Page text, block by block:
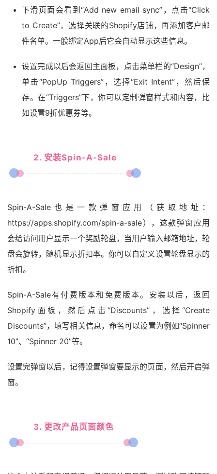
下滑页面会看到“Add new email sync”，点击“Click
to Create”，选择关联的Shopify店铺，再添加客户邮
件名单。一般绑定App后它会自动显示这些信息。
设置完成以后会返回主面板，点击菜单栏的“Design”，
单击“PopUp Triggers”，选择“Exit Intent”，然后保
存。在“Triggers”下，你可以定制弹窗样式和内容，比
如设置9折优惠券等。
2. 安装Spin-A-Sale
Spin-A-Sale也是一款弹窗应用（获取地址：
https://apps.shopify.com/spin-a-sale） ，这款弹窗应用
会给访问用户显示一个奖励轮盘，当用户输入邮箱地址，轮
盘会旋转，随机显示折扣率。你可以自定义设置轮盘显示的
折扣。
Spin-A-Sale有付费版本和免费版本。安装以后，返回
Shopify面板，然后点击“Discounts”，选择“Create
Discounts”，填写相关信息，命名可以设置为例如“Spinner
10”、“Spinner 20”等。
设置完弹窗以后，记得设置弹窗要显示的页面，然后开启弹
窗。
3. 更改产品页面颜色